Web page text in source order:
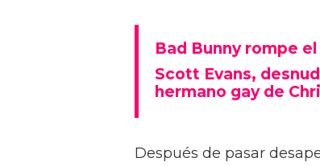
Bad Bunny rompe
Scott Evans,
hermano gay de
Después de pasar